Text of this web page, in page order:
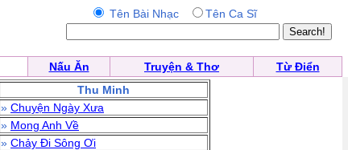
Tên Bài Nhạc Tên Ca Sĩ
Nấu Ăn Truyện & Thơ
Từ Điển
Thu Minh
» Chuyện Ngày Xưa
» Mong Anh Về
» Chảy Đi Sông Ơi